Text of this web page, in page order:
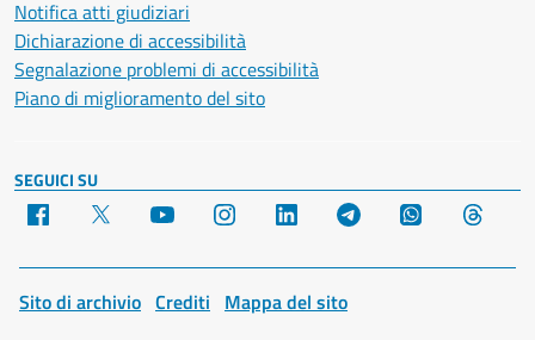
Notifica atti giudiziari
Dichiarazione di accessibilità
Segnalazione problemi di accessibilità
Piano di miglioramento del sito
SEGUICI SU
Facebook YouTube Instagram LinkedIn Telegram WhatsApp
Sito di archivio Crediti Mappa del sito